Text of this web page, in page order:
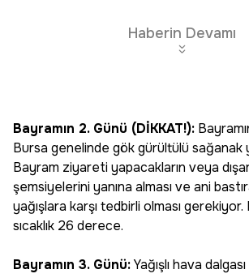
Haberin Devamı
Bayramın 2. Günü (DİKKAT!):
Bursa genelinde gök gürültülü sağanak
Bayram ziyareti yapacakların veya
şemsiyelerini yanına alması ve ani
yağışlara karşı tedbirli olması
sıcaklık 26 derece.
Bayramın 3. Günü:Yağışlı hava